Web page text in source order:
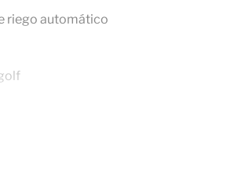
riego automático